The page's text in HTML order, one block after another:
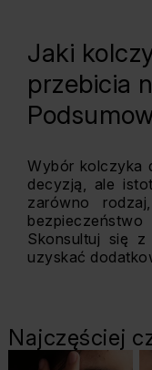
Jaki
przebicia
Wybór kolczyka
decyzją, ale
zarówno
Skonsultuj się z
uzyskać
Najczęściej